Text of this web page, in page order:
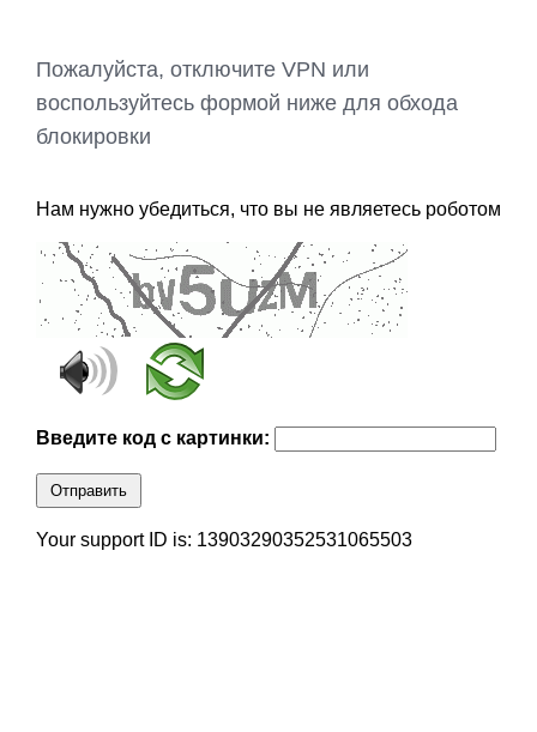
Пожалуйста, отключите VPN или
воспользуйтесь формой ниже для обхода
блокировки
Нам нужно убедиться, что вы не являетесь роботом
Введите код с картинки:
Отправить
Your support ID is: 13903290352531065503